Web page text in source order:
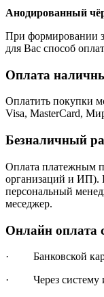
Анодированный
При формировании
для Вас способ
Оплата
Оплатить покупки
Visa, MasterCard,
Безналичный
Оплата платежным
организаций и ИП).
персональный
меседжер.
Онлайн оплата
· Банковской
· Через систему